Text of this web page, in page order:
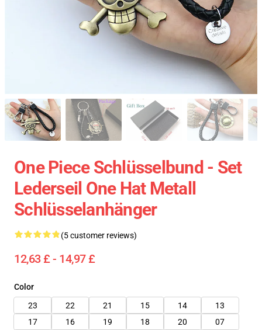
One Piece Schlüsselbund - Set
Lederseil One Hat Metall
Schlüsselanhänger
(5 customer reviews)
12,63 £ - 14,97 £
Color
23
22 21 15 14
13
17
16 19 18 20
07